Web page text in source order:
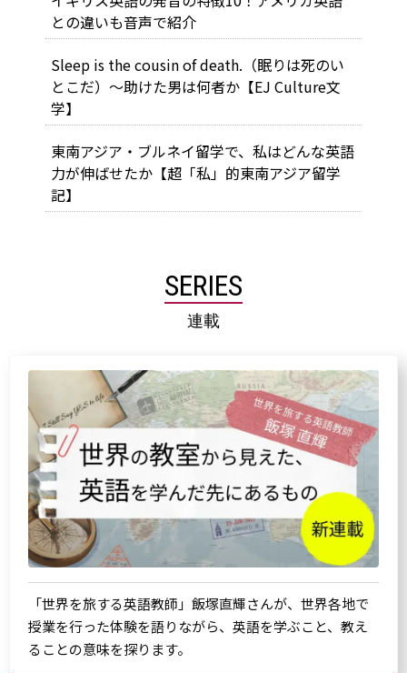
との違いも音声で紹介
Sleep is the cousin of death.（眠りは死のい
とこだ）～助けた男は何者か【EJ Culture文
学】
東南アジア・ブルネイ留学で、私はどんな英語
力が伸ばせたか【超「私」的東南アジア留学
記】
SERIES
連載
「世界を旅する英語教師」飯塚直輝さんが、世界各地で
授業を行った体験を語りながら、英語を学ぶこと、教え
ることの意味を探ります。